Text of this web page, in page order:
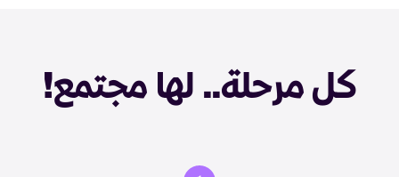
كل مرحلة.. لها مجتمع!